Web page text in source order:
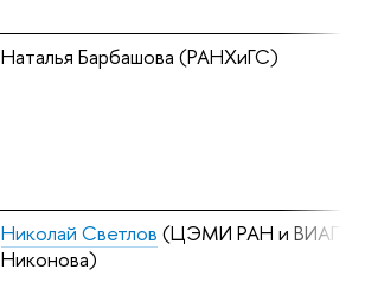
Наталья Барбашова (РАНХиГС)
Николай Светлов (ЦЭМИ РАН и ВИАПИ
Никонова)